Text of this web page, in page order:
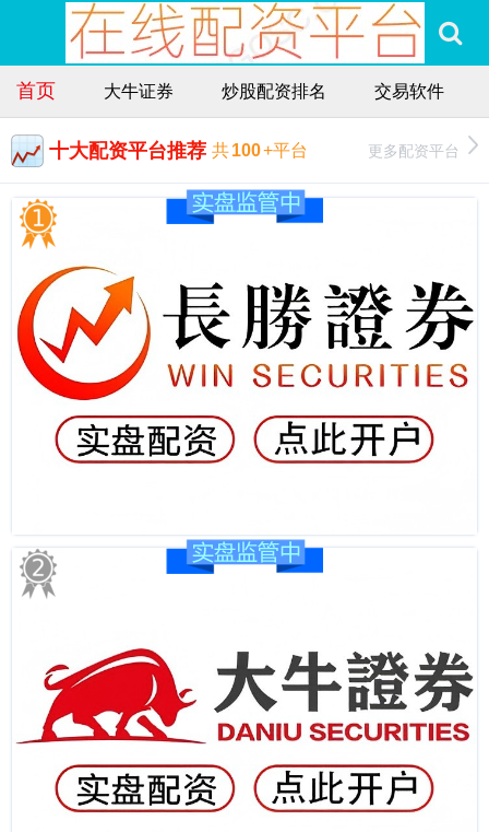
首页 大牛证券 炒股配资排名 交易软件
十大配资平台推荐 共100+平台 更多配资平台